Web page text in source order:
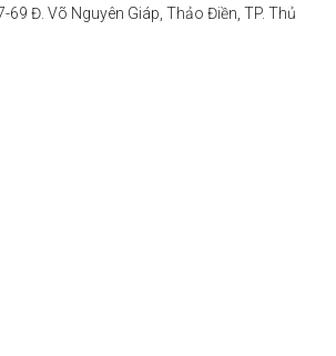
69 Đ. Võ Nguyên Giáp, Thảo Điền, TP. Thủ